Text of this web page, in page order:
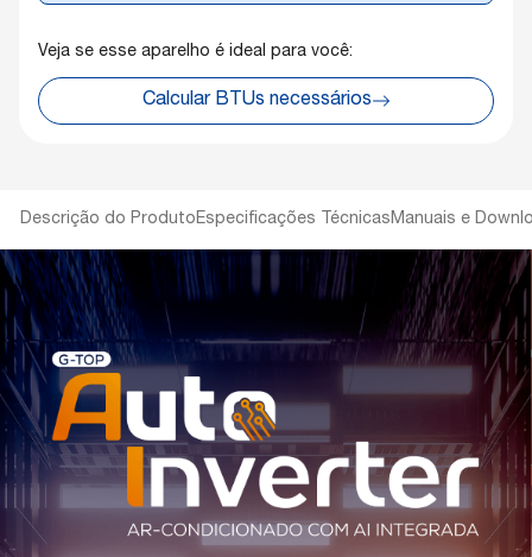
Veja se esse aparelho é ideal para você:
Calcular BTUs necessários
Descrição do ProdutoEspecificações TécnicasManuais e